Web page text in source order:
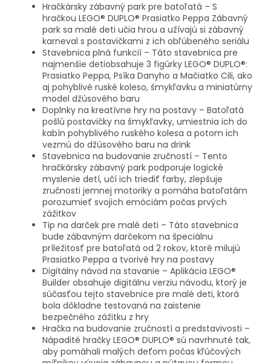
Hračkársky zábavný park pre batoľatá – S
hračkou LEGO® DUPLO® Prasiatko Peppa Zábavný
park sa malé deti učia hrou a užívajú si zábavný
karneval s postavičkami z ich obľúbeného seriálu
Stavebnica plná funkcií – Táto stavebnica pre
najmenšie detiobsahuje 3 figúrky LEGO® DUPLO®:
Prasiatko Peppa, Psíka Danyho a Mačiatko Cili, ako
aj pohyblivé ruské koleso, šmykľavku a miniatúrny
model džúsového baru
Doplnky na kreatívne hry na postavy – Batoľatá
pošlú postavičky na šmykľavky, umiestnia ich do
kabín pohyblivého ruského kolesa a potom ich
vezmú do džúsového baru na drink
Stavebnica na budovanie zručností – Tento
hračkársky zábavný park podporuje logické
myslenie detí, učí ich triediť farby, zlepšuje
zručnosti jemnej motoriky a pomáha batoľatám
porozumieť svojich emóciám počas prvých
zážitkov
Tip na darček pre malé deti – Táto stavebnica
bude zábavným darčekom na špeciálnu
príležitosť pre batoľatá od 2 rokov, ktoré milujú
Prasiatko Peppa a tvorivé hry na postavy
Digitálny návod na stavanie – Aplikácia LEGO®
Builder obsahuje digitálnu verziu návodu, ktorý je
súčasťou tejto stavebnice pre malé deti, ktorá
bola dôkladne testovaná na zaistenie
bezpečného zážitku z hry
Hračka na budovanie zručností a predstavivosti –
Nápadité hračky LEGO® DUPLO® sú navrhnuté tak,
aby pomáhali malých deťom počas kľúčových